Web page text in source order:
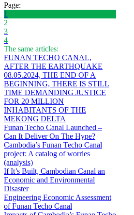
Page:
1
2
3
4
The same articles:
FUNAN TECHO CANAL,
AFTER THE EARTHQUAKE
08.05.2024, THE END OF A
BEGINNING, THERE IS STILL
TIME DEMANDING JUSTICE
FOR 20 MILLION
INHABITANTS OF THE
MEKONG DELTA
Funan Techo Canal Launched –
Can It Deliver On The Hype?
Cambodia’s Funan Techo Canal
project: A catalog of worries
(analysis)
If It’s Built, Cambodian Canal an
Economic and Environmental
Disaster
Engineering Economic Assessment
of Funan Techo Canal